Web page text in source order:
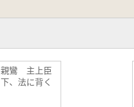
親鸞 主上臣
下、法に背く